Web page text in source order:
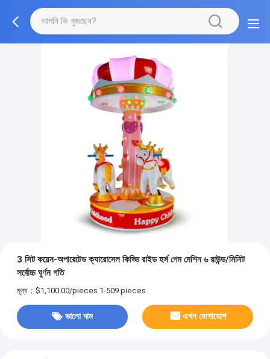
3 সিট কয়েন-অপারেটেড ক্যারোসেল কিড্ডি রাইড হর্স গেম মেশিন ৬ রাউন্ড/মিনিট
সর্বোচ্চ ঘূর্ণন গতি
মূল্য：$1,100.00/pieces 1-509 pieces
ভালো দাম এখন যোগাযোগ